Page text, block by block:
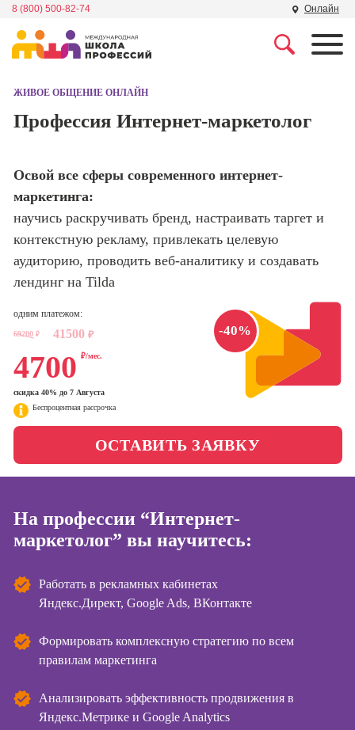
8 (800) 500-82-74 Онлайн
Школа дизайна
программирования
Школа психологии
Школа актерского
мастерства
Школа бизнеса и
управления
Фотошкола
Школа медиа
поисковой
продвижение
Профессия
Интернет-
Менеджер по
маркетингу в
социальных
сетях (SMM-
менеджер)
Профессия
создания и
Онлайн-курсы
ЖИВОЕ ОБЩЕНИЕ ОНЛАЙН
Профессия Интернет-маркетолог
Освой все сферы современного интернет-
маркетинга:
научись раскручивать бренд, настраивать таргет и
контекстную рекламу, привлекать целевую
аудиторию, проводить веб-аналитику и создавать
лендинг на Tilda
-40%
одним платежом:
69200 ₽ 41500 ₽
4700 ₽/мес.
скидка 40% до 7 Августа
Беспроцентная рассрочка
ОСТАВИТЬ ЗАЯВКУ
На профессии “Интернет-
маркетолог” вы научитесь:
Работать в рекламных кабинетах
Яндекс.Директ, Google Ads, ВКонтакте
Формировать комплексную стратегию по всем
правилам маркетинга
Анализировать эффективность продвижения в
Яндекс.Метрике и Google Analytics